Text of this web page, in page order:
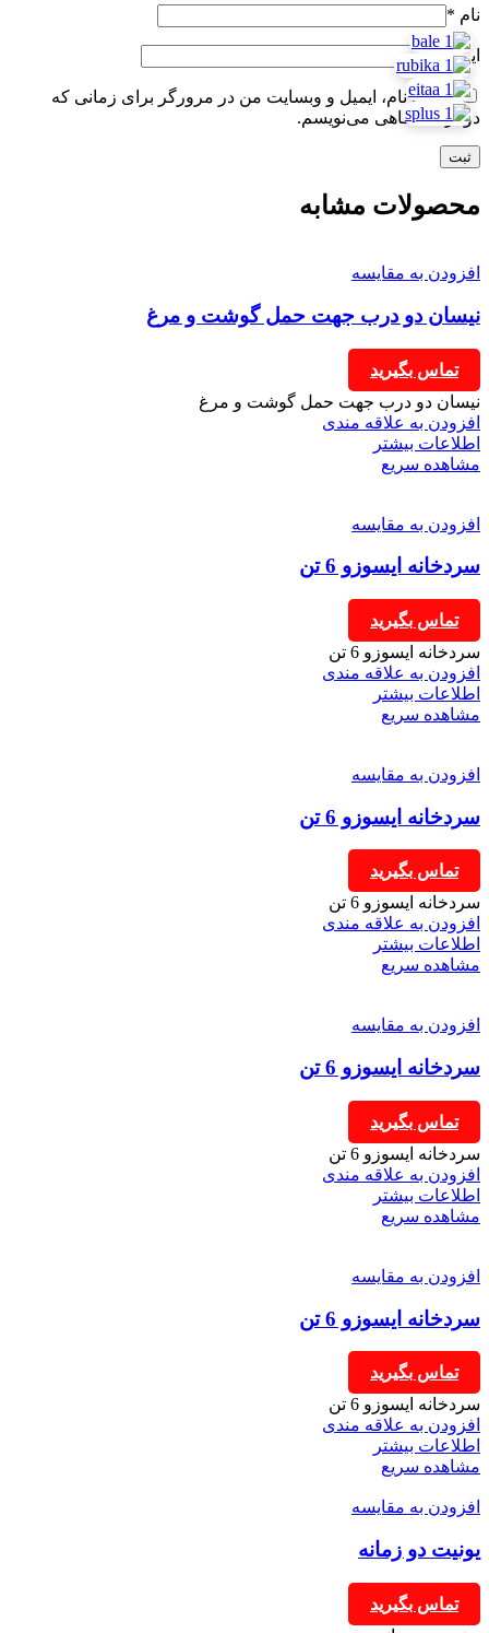
نام *
ایمیل*
ذخیره نام، ایمیل و وبسایت من در مرورگر برای زمانی که
دوباره دیدگاهی می‌نویسم.
محصولات مشابه
افزودن به مقایسه
نیسان دو درب جهت حمل گوشت و مرغ
تماس بگیرید
نیسان دو درب جهت حمل گوشت و مرغ
افزودن به علاقه مندی
اطلاعات بیشتر
مشاهده سریع
افزودن به مقایسه
سردخانه ایسوزو 6 تن
تماس بگیرید
سردخانه ایسوزو 6 تن
افزودن به علاقه مندی
اطلاعات بیشتر
مشاهده سریع
افزودن به مقایسه
سردخانه ایسوزو 6 تن
تماس بگیرید
سردخانه ایسوزو 6 تن
افزودن به علاقه مندی
اطلاعات بیشتر
مشاهده سریع
افزودن به مقایسه
سردخانه ایسوزو 6 تن
تماس بگیرید
سردخانه ایسوزو 6 تن
افزودن به علاقه مندی
اطلاعات بیشتر
مشاهده سریع
افزودن به مقایسه
سردخانه ایسوزو 6 تن
تماس بگیرید
سردخانه ایسوزو 6 تن
افزودن به علاقه مندی
اطلاعات بیشتر
مشاهده سریع
افزودن به مقایسه
یونیت دو زمانه
تماس بگیرید